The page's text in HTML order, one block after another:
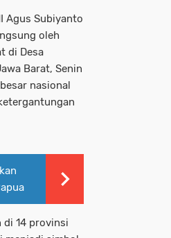
Agus Subiyanto
oleh
di Desa
Barat, Senin
nasional
di 14 provinsi